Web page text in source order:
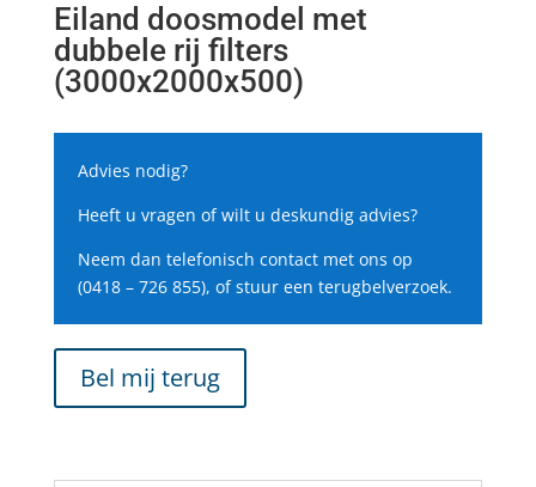
Eiland doosmodel met
dubbele rij filters
(3000x2000x500)
Advies nodig?
Heeft u vragen of wilt u deskundig advies?
Neem dan telefonisch contact met ons op
(0418 – 726 855), of stuur een terugbelverzoek.
Bel mij terug